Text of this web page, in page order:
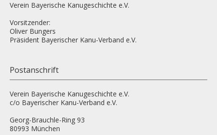
Verein Bayerische Kanugeschichte e.V.
Vorsitzender:
Oliver Bungers
Präsident Bayerischer Kanu-Verband e.V.
Postanschrift
Verein Bayerische Kanugeschichte e.V.
c/o Bayerischer Kanu-Verband e.V.
Georg-Brauchle-Ring 93
80993 München